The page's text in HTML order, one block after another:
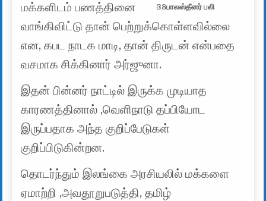
38பாலஸ்தீனர் பலி
மக்களிடம் பணத்தினை
வாங்கிவிட்டு தான் பெற்றுக்கொள்ளவில்லை
என, கபட நாடக மாடி, தான் திருடன் என்பதை
வசமாக சிக்கினார் அர்ஜுனா.
இதன் பின்னர் நாட்டில் இருக்க முடியாத
காரணத்தினால் ,வெளிநாடு தப்பியோட
இருப்பதாக அந்த குறிப்பேடுகள்
குறிப்பிடுகின்றன.
தொடர்ந்தும் இலங்கை அரசியலில் மக்களை
ஏமாற்றி ,அவதூறுபடுத்தி, தமிழ்